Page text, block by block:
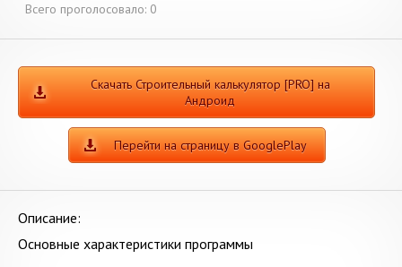
Всего проголосовало: 0
Скачать Строительный калькулятор [PRO] на
Андроид
Перейти на страницу в GooglePlay
Описание:
Основные характеристики программы